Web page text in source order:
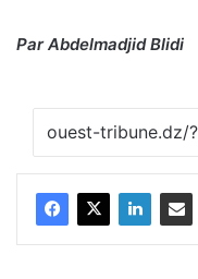
Par Abdelmadjid Blidi